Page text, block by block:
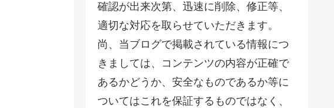
確認が出来次第、迅速に削除、修正等、
適切な対応を取らせていただきます。
尚、当ブログで掲載されている情報につ
きましては、コンテンツの内容が正確で
あるかどうか、安全なものであるか等に
ついてはこれを保証するものではなく、